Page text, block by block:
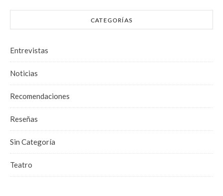
CATEGORÍAS
Entrevistas
Noticias
Recomendaciones
Reseñas
Sin Categoría
Teatro